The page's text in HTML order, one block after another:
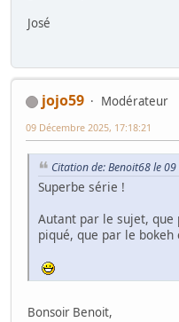
José
jojo59
Modérateur
09 Décembre 2025, 17:18:21
Citation de: Benoit68 le
Superbe série !
Autant par le sujet,
piqué, que par le
Bonsoir Benoit,